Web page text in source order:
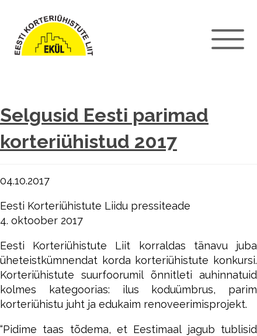
Selgusid Eesti parimad
korteriühistud 2017
04.10.2017
Eesti Korteriühistute Liidu pressiteade
4. oktoober 2017
Eesti Korteriühistute Liit korraldas tänavu juba
üheteistkümnendat korda korteriühistute konkursi.
Korteriühistute suurfoorumil õnnitleti auhinnatuid
kolmes kategoorias: ilus koduümbrus, parim
korteriühistu juht ja edukaim renoveerimisprojekt.
“Pidime taas tõdema, et Eestimaal jagub tublisid